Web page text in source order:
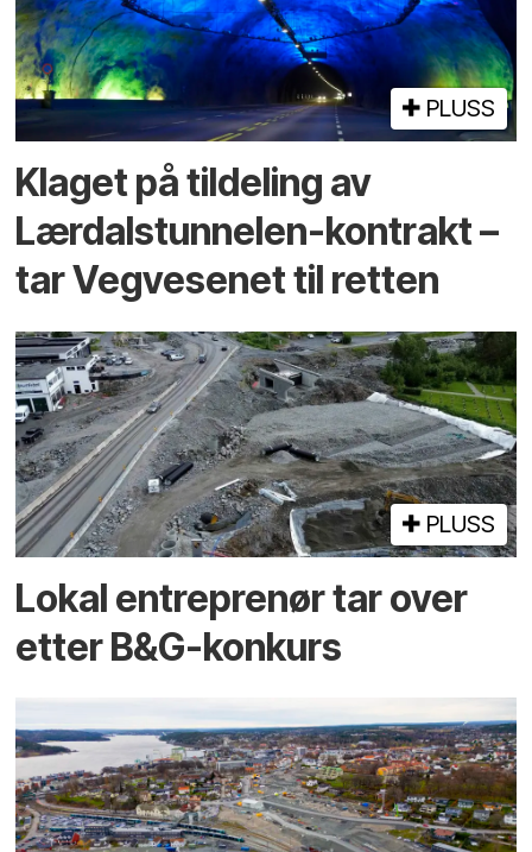
PLUSS
Klaget på tildeling av
Lærdalstunnelen-kontrakt –
tar Vegvesenet til retten
PLUSS
Lokal entreprenør tar over
etter B&G-konkurs